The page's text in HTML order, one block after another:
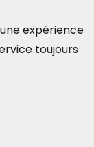
expérience
toujours